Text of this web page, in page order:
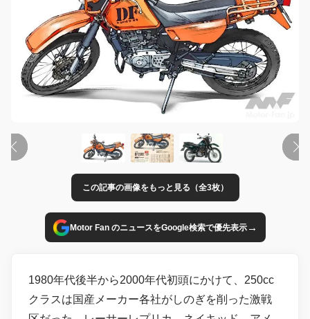
この記事の画像をもっと見る（全3枚）
Motor Fan のニュースをGoogle検索で優先表示→
1980年代後半から2000年代初頭にかけて、250cc
クラスは国産メーカー各社がしのぎを削った激戦